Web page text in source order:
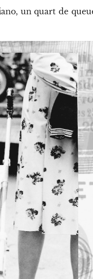
un quart de